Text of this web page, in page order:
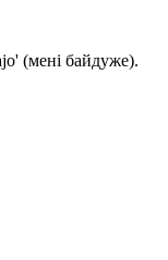
(мені байдуже).